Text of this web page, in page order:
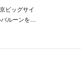
ビッグサイ
バルーンを…